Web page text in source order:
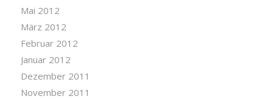
Mai 2012
März 2012
Februar 2012
Januar 2012
Dezember 2011
November 2011